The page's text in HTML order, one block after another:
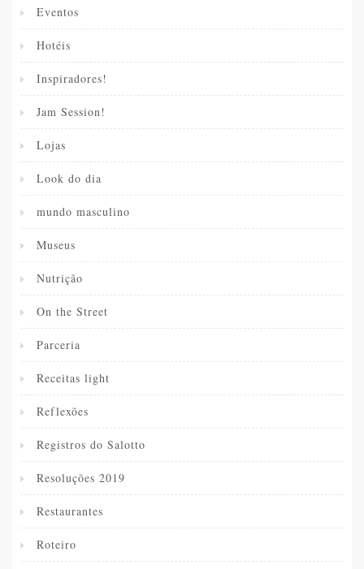
Eventos
Hotéis
Inspiradores!
Jam Session!
Lojas
Look do dia
mundo masculino
Museus
Nutrição
On the Street
Parceria
Receitas light
Reflexões
Registros do Salotto
Resoluções 2019
Restaurantes
Roteiro